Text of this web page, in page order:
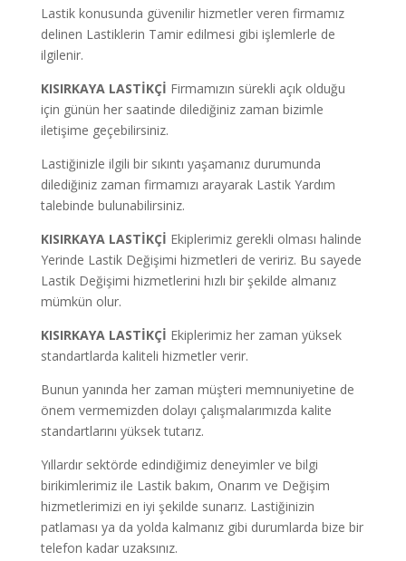
Lastik konusunda güvenilir hizmetler veren firmamız
delinen Lastiklerin Tamir edilmesi gibi işlemlerle de
ilgilenir.
KISIRKAYA LASTİKÇİ Firmamızın sürekli açık olduğu
için günün her saatinde dilediğiniz zaman bizimle
iletişime geçebilirsiniz.
Lastiğinizle ilgili bir sıkıntı yaşamanız durumunda
dilediğiniz zaman firmamızı arayarak Lastik Yardım
talebinde bulunabilirsiniz.
KISIRKAYA LASTİKÇİ Ekiplerimiz gerekli olması halinde
Yerinde Lastik Değişimi hizmetleri de veririz. Bu sayede
Lastik Değişimi hizmetlerini hızlı bir şekilde almanız
mümkün olur.
KISIRKAYA LASTİKÇİ Ekiplerimiz her zaman yüksek
standartlarda kaliteli hizmetler verir.
Bunun yanında her zaman müşteri memnuniyetine de
önem vermemizden dolayı çalışmalarımızda kalite
standartlarını yüksek tutarız.
Yıllardır sektörde edindiğimiz deneyimler ve bilgi
birikimlerimiz ile Lastik bakım, Onarım ve Değişim
hizmetlerimizi en iyi şekilde sunarız. Lastiğinizin
patlaması ya da yolda kalmanız gibi durumlarda bize bir
telefon kadar uzaksınız.